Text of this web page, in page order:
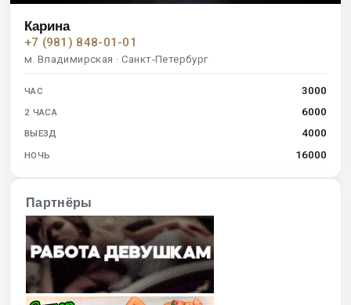
Карина
+7 (981) 848-01-01
м. Владимирская · Санкт-Петербург
ЧАС 3000
2 ЧАСА 6000
ВЫЕЗД 4000
НОЧЬ 16000
Партнёры